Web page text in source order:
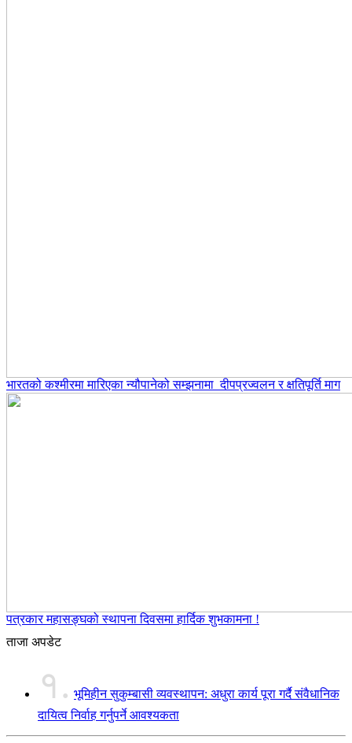
भारतको कश्मीरमा मारिएका न्यौपानेको सम्झनामा दीपप्रज्वलन र क्षतिपूर्ति माग
पत्रकार महासङ्घको स्थापना दिवसमा हार्दिक शुभकामना !
ताजा अपडेट
१. भूमिहीन सुकुम्बासी व्यवस्थापन: अधुरा कार्य पूरा गर्दै संवैधानिक
दायित्व निर्वाह गर्नुपर्ने आवश्यकता